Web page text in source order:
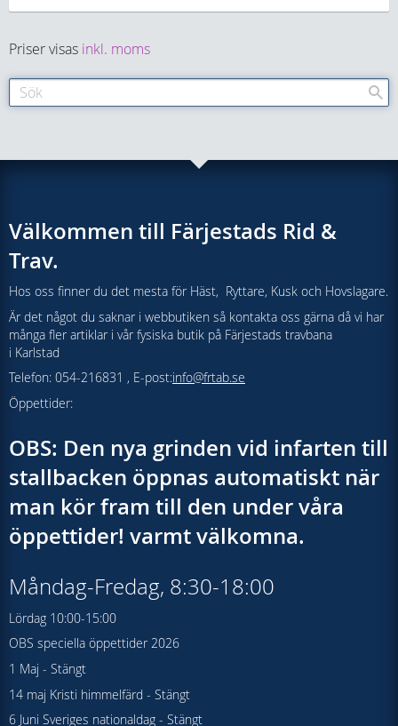
Priser visas inkl. moms
Välkommen till Färjestads Rid &
Trav.
Hos oss finner du det mesta för Häst, Ryttare, Kusk och Hovslagare.
Är det något du saknar i webbutiken så kontakta oss gärna då vi har
många fler artiklar i vår fysiska butik på Färjestads travbana
i Karlstad
Telefon: 054-216831 , E-post:info@frtab.se
Öppettider:
OBS: Den nya grinden vid infarten till
stallbacken öppnas automatiskt när
man kör fram till den under våra
öppettider! varmt välkomna.
Måndag-Fredag, 8:30-18:00
Lördag 10:00-15:00
OBS speciella öppettider 2026
1 Maj - Stängt
14 maj Kristi himmelfärd - Stängt
6 Juni Sveriges nationaldag - Stängt